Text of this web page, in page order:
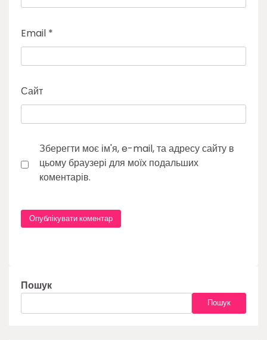
Email *
Сайт
Зберегти моє ім'я, e-mail, та адресу сайту в
цьому браузері для моїх подальших
коментарів.
Пошук
Пошук